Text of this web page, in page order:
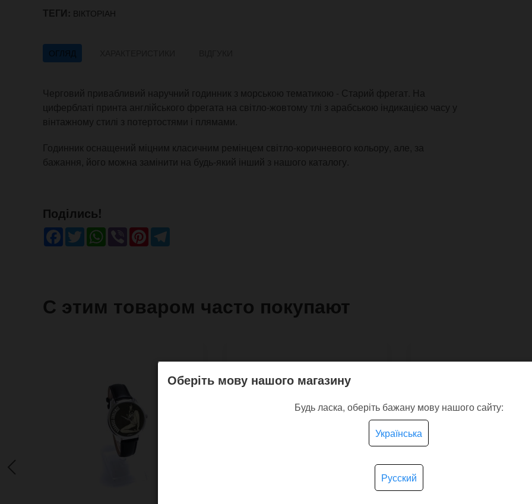
ТЕГИ: ВІКТОРІАН
ОГЛЯД
Черговий привабливий наручний годинник з морською тематикою - Старий фрегат. На
циферблаті принта англійського фрегата на світло-жовтому тлі з арабською індикацією часу у
вінтажному стилі з потертостями і плямами.
Годинник оснащений міцним класичним ремінцем світло-коричневого кольору, але, за
бажання, його можна замінити на будь-який інший з нашого каталогу.
Поділись!
Facebook
TwitterWhatsApp
ViberPinterest
С этим товаром часто покупают
Оберіть мову нашого магазину
Будь ласка, оберіть бажану мову нашого сайту:
Українська
Русский